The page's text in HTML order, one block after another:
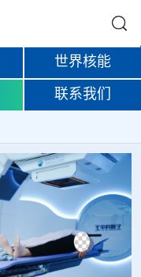
世界核能
联系我们